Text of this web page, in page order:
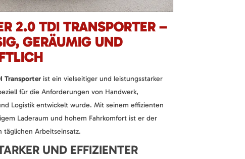
2.0 TDI TRANSPORTER –
GERÄUMIG UND
Transporter ist ein vielseitiger und leistungsstarker
für die Anforderungen von Handwerk,
Logistik entwickelt wurde. Mit seinem effizienten
Laderaum und hohem Fahrkomfort ist er der
täglichen Arbeitseinsatz.
UND EFFIZIENTER